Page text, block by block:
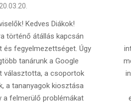
Kedves Diákok!
történő átállás kapcsán
fegyelmezettséget. Úgy
tanárunk a Google
választotta, a csoportok
a tananyagok kiosztása
a felmerülő problémákat